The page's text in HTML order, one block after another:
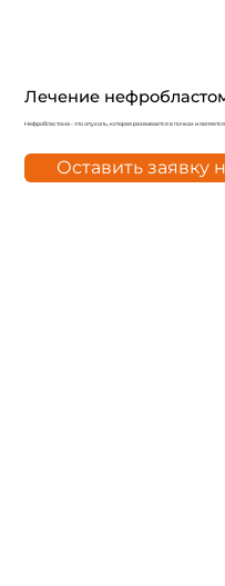
Лечение
Нефробластома - это опухоль, которая развивается в почках и
Оставить заявку